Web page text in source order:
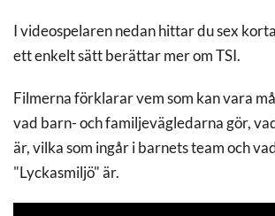
I videospelaren nedan hittar du sex
ett enkelt sätt berättar mer om TSI.
Filmerna förklarar vem som kan vara
vad barn- och familjevägledarna gör,
är, vilka som ingår i barnets team och
"Lyckasmiljö" är.